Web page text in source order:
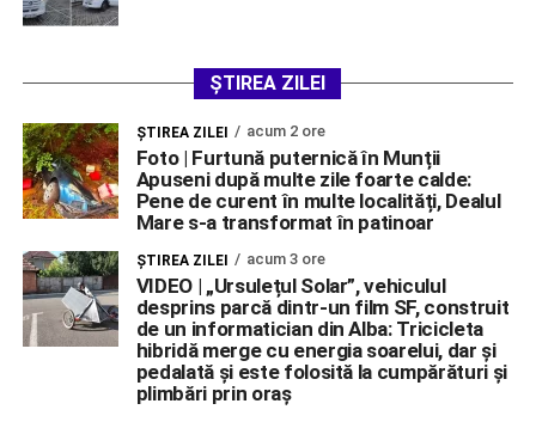
ȘTIREA ZILEI
ŞTIREA ZILEI acum 2 ore
Foto | Furtună puternică în Munții
Apuseni după multe zile foarte calde:
Pene de curent în multe localități, Dealul
Mare s-a transformat în patinoar
ŞTIREA ZILEI acum 3 ore
VIDEO | „Ursulețul Solar”, vehiculul
desprins parcă dintr-un film SF, construit
de un informatician din Alba: Tricicleta
hibridă merge cu energia soarelui, dar și
pedalată și este folosită la cumpărături și
plimbări prin oraș